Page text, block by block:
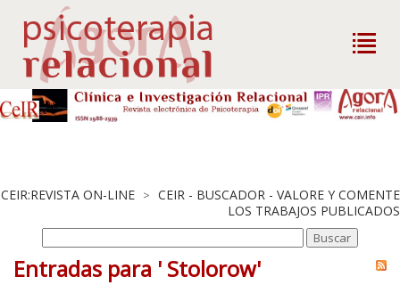
CEIR:REVISTA ON-LINE > CEIR - BUSCADOR - VALORE Y COMENTE
LOS TRABAJOS PUBLICADOS
Entradas para ' Stolorow'